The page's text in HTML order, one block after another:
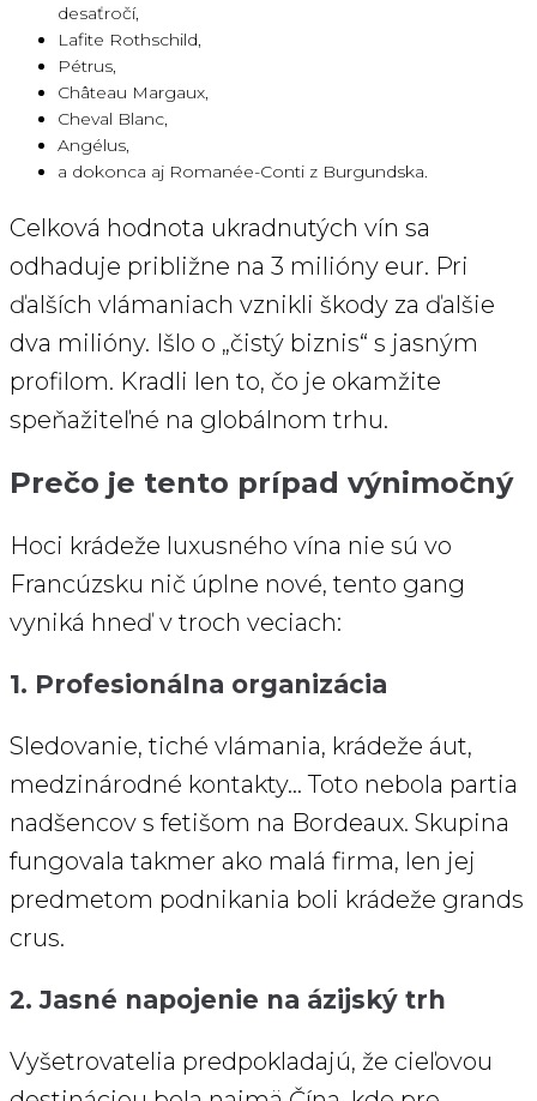
desaťročí,
Lafite Rothschild,
Pétrus,
Château Margaux,
Cheval Blanc,
Angélus,
a dokonca aj Romanée-Conti z Burgundska.
Celková hodnota ukradnutých vín sa
odhaduje približne na 3 milióny eur. Pri
ďalších vlámaniach vznikli škody za ďalšie
dva milióny. Išlo o „čistý biznis“ s jasným
profilom. Kradli len to, čo je okamžite
speňažiteľné na globálnom trhu.
Prečo je tento prípad výnimočný
Hoci krádeže luxusného vína nie sú vo
Francúzsku nič úplne nové, tento gang
vyniká hneď v troch veciach:
1. Profesionálna organizácia
Sledovanie, tiché vlámania, krádeže áut,
medzinárodné kontakty… Toto nebola partia
nadšencov s fetišom na Bordeaux. Skupina
fungovala takmer ako malá firma, len jej
predmetom podnikania boli krádeže grands
crus.
2. Jasné napojenie na ázijský trh
Vyšetrovatelia predpokladajú, že cieľovou